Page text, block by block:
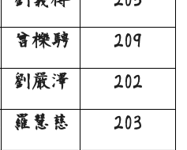
曾櫟騁 209
劉嚴澤 202
羅慧慈 203